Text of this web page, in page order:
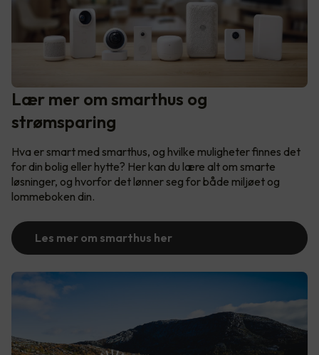
Lær mer om smarthus og
strømsparing
Hva er smart med smarthus, og hvilke muligheter finnes det
for din bolig eller hytte? Her kan du lære alt om smarte
løsninger, og hvorfor det lønner seg for både miljøet og
lommeboken din.
Les mer om smarthus her